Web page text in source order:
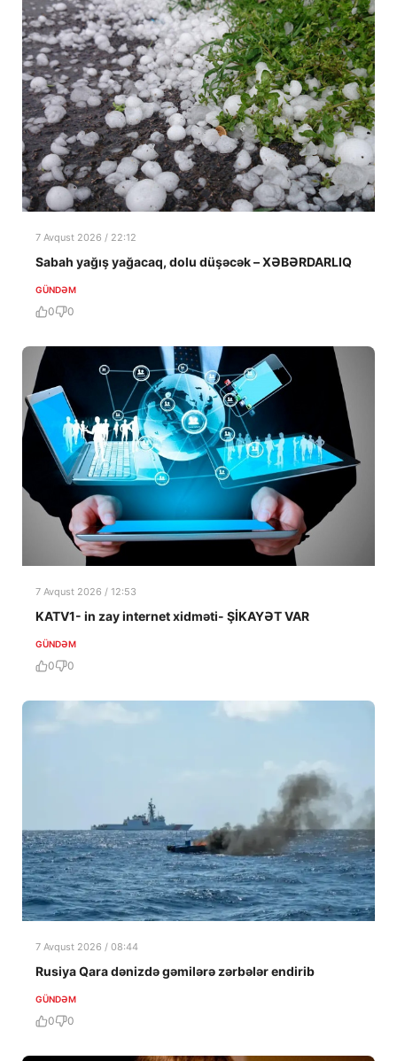
7 Avqust 2026 / 22:12
Sabah yağış yağacaq, dolu düşəcək – XƏBƏRDARLIQ
GÜNDƏM
0 0
7 Avqust 2026 / 12:53
KATV1- in zay internet xidməti- ŞİKAYƏT VAR
GÜNDƏM
0 0
7 Avqust 2026 / 08:44
Rusiya Qara dənizdə gəmilərə zərbələr endirib
GÜNDƏM
0 0